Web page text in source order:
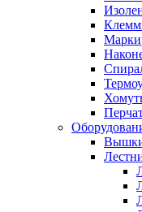
Вышки